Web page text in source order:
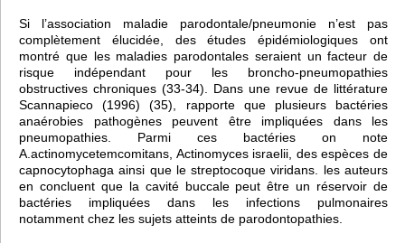
Si l’association maladie parodontale/pneumonie n’est pas
complètement élucidée, des études épidémiologiques ont
montré que les maladies parodontales seraient un facteur de
risque indépendant pour les broncho-pneumopathies
obstructives chroniques (33-34). Dans une revue de littérature
Scannapieco (1996) (35), rapporte que plusieurs bactéries
anaérobies pathogènes peuvent être impliquées dans les
pneumopathies. Parmi ces bactéries on note
A.actinomycetemcomitans, Actinomyces israelii, des espèces de
capnocytophaga ainsi que le streptocoque viridans. les auteurs
en concluent que la cavité buccale peut être un réservoir de
bactéries impliquées dans les infections pulmonaires
notamment chez les sujets atteints de parodontopathies.